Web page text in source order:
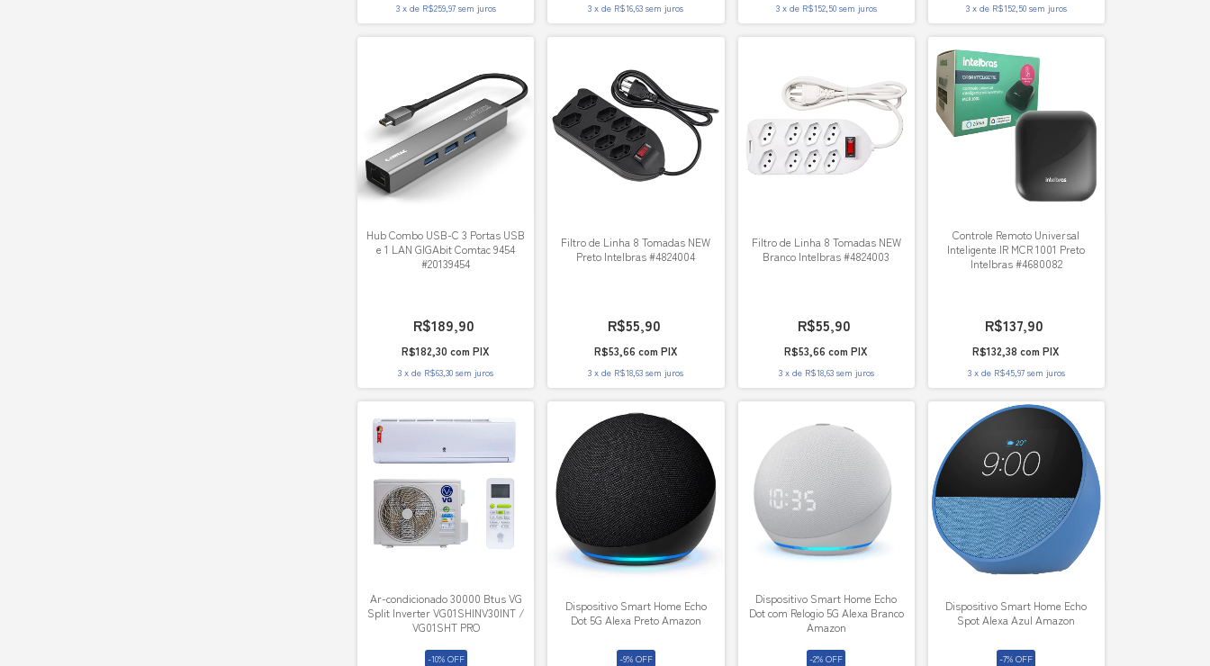
3 x de R$259,97 sem juros 3 xde R$16,63 sem juros 3 x de R$152,50 sem juros 3 x de R$152,50 sem juros
Hub Combo USB-C 3 Portas USB
e 1 LAN GIGAbit Comtac 9454
#20139454
R$189,90
R$182,30com PIX
3 xde R$63,30 sem juros
Filtro de Linha 8 Tomadas NEW
Preto Intelbras #4824004
R$55,90
R$53,66 com PIX
3 xde R$18,63 sem juros
Filtro de Linha 8 Tomadas NEW
Branco Intelbras #4824003
R$55,90
R$53,66com PIX
3 x de R$18,63 sem juros
Controle Remoto Universal
Inteligente IR MCR 1001 Preto
Intelbras #4680082
R$137,90
R$132,38com PIX
3 x de R$45,97 sem juros
Ar-condicionado 30000 Btus VG
Split Inverter VG01SHINV30INT /
VG01SHT PRO
-10% OFF
Dispositivo Smart Home Echo
Dot 5G Alexa Preto Amazon
-9% OFF
Dispositivo Smart Home Echo
Dot com Relogio 5G Alexa Branco
Amazon
-2%OFF
Dispositivo Smart Home Echo
Spot Alexa Azul Amazon
-7%OFF